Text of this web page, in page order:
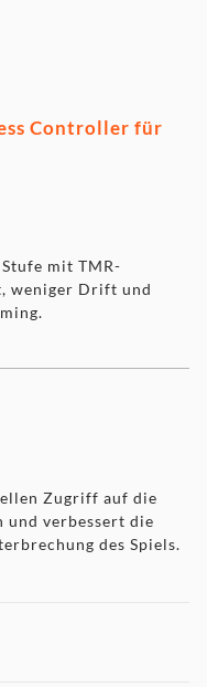
Controller für
mit TMR-
weniger Drift und
Zugriff auf die
und verbessert die
des Spiels.